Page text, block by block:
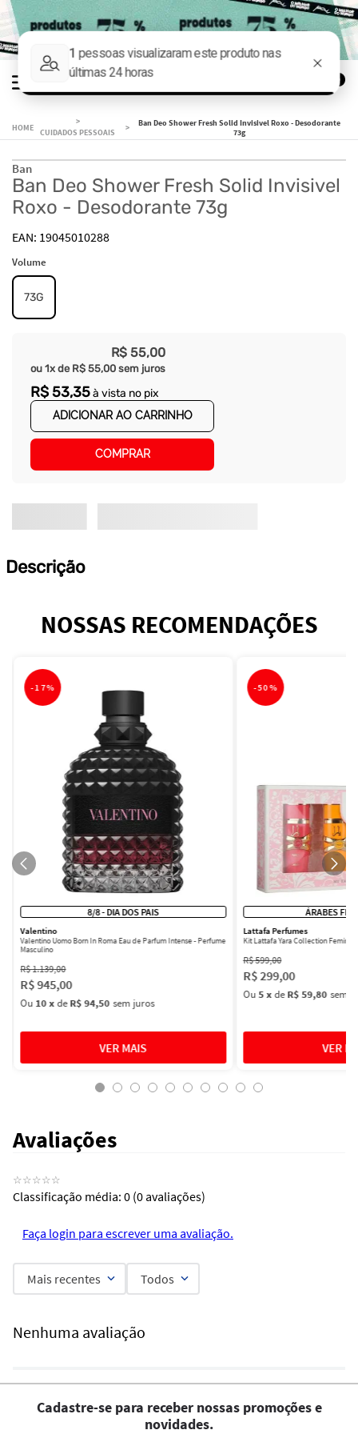
0
CUIDADOS PESSOAIS
Ban Deo Shower Fresh Solid Invisivel Roxo - Desodorante
73g
Ban
Ban Deo Shower Fresh Solid Invisivel
Roxo - Desodorante 73g
19045010288
Volume
73G
R$ 55,00
ou 1x de R$ 55,00 sem juros
R$53,35à vista no pix
ADICIONAR AO CARRINHO
COMPRAR
Descrição
NOSSAS RECOMENDAÇÕES
-17%
8/8 - DIA DOS PAIS
Valentino
Valentino Uomo Born In Roma Eau de Parfum Intense - Perfume
Masculino
R$1.139,00
R$945,00
Ou 10xdeR$ 94,50 sem juros
-50%
ÁRABES
Lattafa Perfumes
Kit Lattafa Yara Collection
R$599,00
R$299,00
Ou5xdeR$ 59,80 sem
Avaliações
☆☆☆☆☆
Classificação média: 0 (0 avaliações)
Faça login para escrever uma avaliação.
Mais recentes Todos
Nenhuma avaliação
Cadastre-se para receber nossas promoções e
novidades.